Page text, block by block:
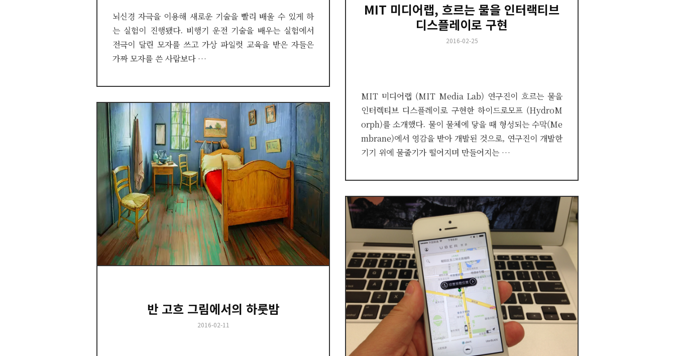
뇌신경 자극을 이용해 새로운 기술을 빨리 배울 수 있게 하
는 실험이 진행됐다. 비행기 운전 기술을 배우는 실험에서
전극이 달린 모자를 쓰고 가상 파일럿 교육을 받은 자들은
가짜 모자를 쓴 사람보다 …
MIT 미디어랩, 흐르는 물을 인터랙티브
디스플레이로 구현
Posted
2016-02-25
MIT 미디어랩 (MIT Media Lab) 연구진이 흐르는 물을
인터렉티브 디스플레이로 구현한 하이드로모프 (HydroM
orph)를 소개했다. 물이 물체에 닿을 때 형성되는 수막(Me
mbrane)에서 영감을 받아 개발된 것으로, 연구진이 개발한
기기 위에 물줄기가 떨어지며 만들어지는 …
반 고흐 그림에서의 하룻밤
Posted
2016-02-11